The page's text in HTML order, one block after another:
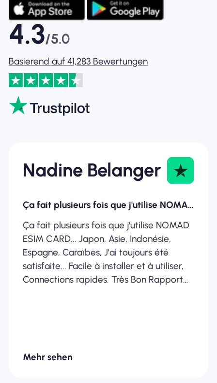
4.3/5.0
Basierend auf 41,283 Bewertungen
Nadine Belanger
Ça fait plusieurs fois que j'utilise NOMAD ESIM
Ça fait plusieurs fois que j'utilise NOMAD
ESIM CARD... Japon, Asie, Indonésie,
Espagne, Caraïbes, J'ai toujours été
satisfaite... Facile à installer et à utiliser,
Connections rapides, Très Bon Rapport
Mehr sehen